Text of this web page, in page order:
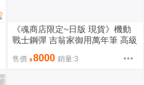
《魂商店限定~日版 現貨》機動
戰士鋼彈 吉翁家御用萬年筆 高級
（全新未拆封）
售價 8000 銷量:3